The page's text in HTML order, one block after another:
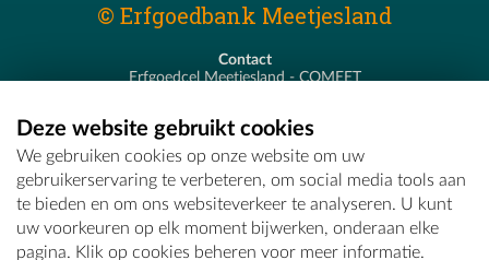
© Erfgoedbank Meetjesland
Contact
Erfgoedcel Meetjesland - COMEET
T - 09 373 75 96
E -erfgoedcel@comeet.be
Deze website gebruikt cookies
We gebruiken cookies op onze website om uw
gebruikerservaring te verbeteren, om social media tools aan
te bieden en om ons websiteverkeer te analyseren. U kunt
uw voorkeuren op elk moment bijwerken, onderaan elke
pagina. Klik op cookies beheren voor meer informatie.